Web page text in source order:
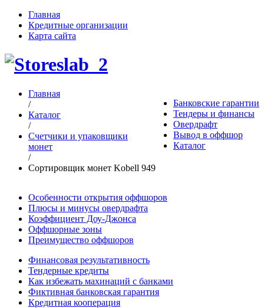
Главная
Кредитные организации
Карта сайта
Банковские гарантии
Тендеры и финансы
Овердрафт
Вывод в оффшор
Каталог
Главная
/
Каталог
/
Счетчики и упаковщики
монет
/
Сортировщик монет Kobell 949
Особенности открытия оффшоров
Плюсы и минусы овердрафта
Коэффициент Доу-Джонса
Оффшорные зоны
Преимущество оффшоров
Финансовая результативность
Тендерные кредиты
Как избежать махинаций с банками
Фиктивная банковская гарантия
Кредитная кооперация